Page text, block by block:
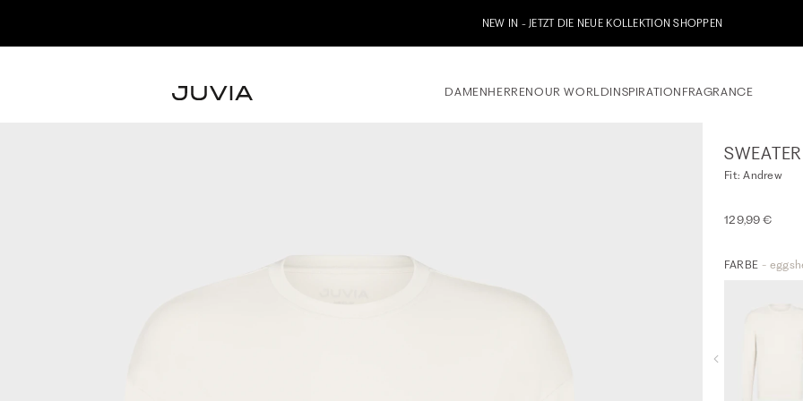
NEW IN - JETZT DIE NEUE KOLLEKTION SHOPPEN
DAMENHERRENOUR WORLDINSPIRATION FRAGRANCE
SWEATER
Fit: Andrew
129,99 €
FARBE -